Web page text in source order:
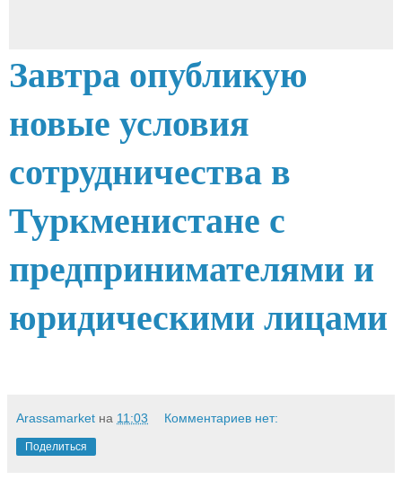
Завтра опубликую
новые условия
сотрудничества в
Туркменистане с
предпринимателями и
юридическими лицами
Arassamarket на 11:03 Комментариев нет:
Поделиться